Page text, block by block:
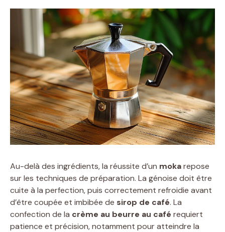
Au-delà des ingrédients, la réussite d’un mokarepose
sur les techniques de préparation. La génoise doit être
cuite à la perfection, puis correctement refroidie avant
d’être coupée et imbibée de sirop de café. La
confection de la crème au beurre au café requiert
patience et précision, notamment pour atteindre la